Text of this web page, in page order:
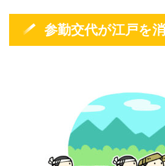
参勤交代が江戸を